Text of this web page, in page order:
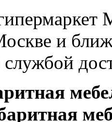
и
службой